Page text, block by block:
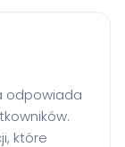
odpowiada
które